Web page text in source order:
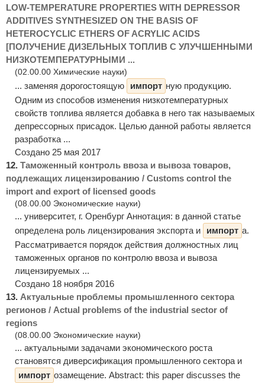
LOW-TEMPERATURE PROPERTIES WITH DEPRESSOR
ADDITIVES SYNTHESIZED ON THE BASIS OF
HETEROCYCLIC ETHERS OF ACRYLIC ACIDS
[ПОЛУЧЕНИЕ ДИЗЕЛЬНЫХ ТОПЛИВ С УЛУЧШЕННЫМИ
НИЗКОТЕМПЕРАТУРНЫМИ ...
(02.00.00 Химические науки)
... заменяя дорогостоящую импорт ную продукцию.
Одним из способов изменения низкотемпературных
свойств топлива является добавка в него так называемых
депрессорных присадок. Целью данной работы является
разработка ...
Создано 25 мая 2017
12. Таможенный контроль ввоза и вывоза товаров,
подлежащих лицензированию / Customs control the
import and export of licensed goods
(08.00.00 Экономические науки)
... университет, г. Оренбург Аннотация: в данной статье
определена роль лицензирования экспорта и
импорт а.
Рассматривается порядок действия должностных лиц
таможенных органов по контролю ввоза и вывоза
лицензируемых ...
Создано 18 ноября 2016
13. Актуальные проблемы промышленного сектора
регионов / Actual problems of the industrial sector of
regions
(08.00.00 Экономические науки)
... актуальными задачами экономического роста
становятся диверсификация промышленного сектора и
импорт озамещение. Abstract: this paper discusses the